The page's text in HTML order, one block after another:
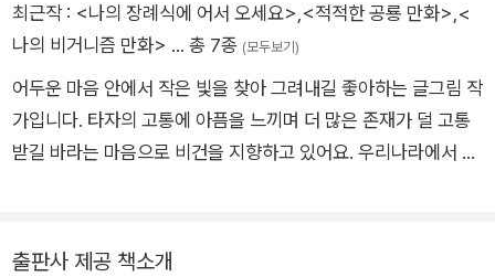
물론, 자기 자신이 되어가는 길은 쉽지만은 않다. 그러나 그림을
그리면 이상하게도 희망을 말하게 된다는 보선의 말처럼, 그것이
어떤 모습이건 용기내어 자기답게 살아가려는 사람의 모습에는
보는 이를 제자리로 돌려놓는 힘이 있다. 별이 항상 거기에 있듯
이 말이다.
고 살아있다는 것만으로도 이상한 배짱과 용기가 스멀스멀 올라
온다.
‘왜 살아야 할까?’라는 질문을 품고 사는 분들께 이 책을 추천한
다. 다만 이 책이 그 이유를 알려주진 않는다. 대신, 이 책을 읽는
동안에는 살아있다는 감각을 기분 좋게 음미할 수 있을 것이다.
최근작 : <나의 장례식에 어서 오세요>,<적적한 공룡 만화>,<
나의 비거니즘 만화> … 총 7종 (모두보기)
어두운 마음 안에서 작은 빛을 찾아 그려내길 좋아하는 글그림 작
가입니다. 타자의 고통에 아픔을 느끼며 더 많은 존재가 덜 고통
받길 바라는 마음으로 비건을 지향하고 있어요. 우리나라에서 처
derstaim
출판사 제공 책소개